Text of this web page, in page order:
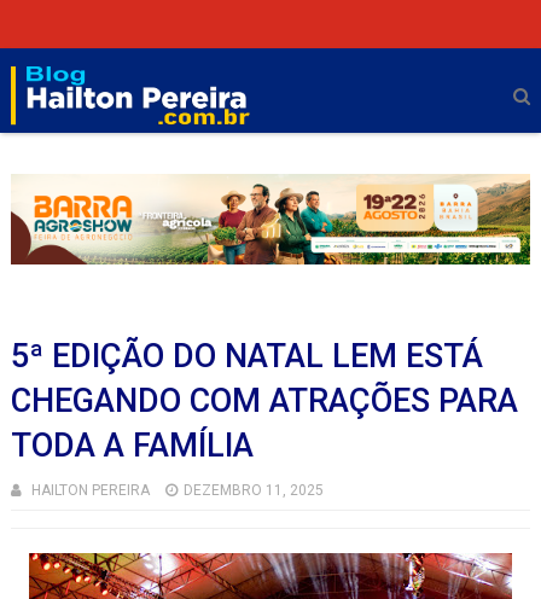
5ª EDIÇÃO DO NATAL LEM ESTÁ
CHEGANDO COM ATRAÇÕES PARA
TODA A FAMÍLIA
HAILTON PEREIRA DEZEMBRO 11, 2025